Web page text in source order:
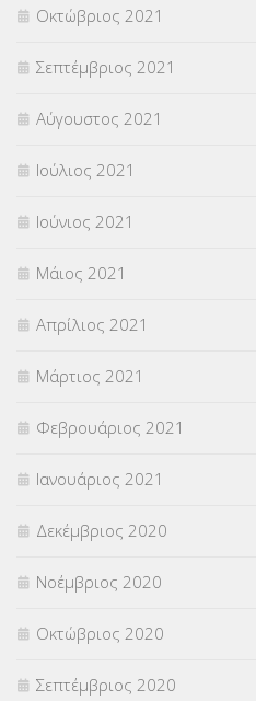
Οκτώβριος 2021
Σεπτέμβριος 2021
Αύγουστος 2021
Ιούλιος 2021
Ιούνιος 2021
Μάιος 2021
Απρίλιος 2021
Μάρτιος 2021
Φεβρουάριος 2021
Ιανουάριος 2021
Δεκέμβριος 2020
Νοέμβριος 2020
Οκτώβριος 2020
Σεπτέμβριος 2020